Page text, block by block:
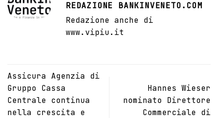
REDAZIONE BANKINVENETO.COM
Redazione anche di
www.vipiu.it
Assicura Agenzia di
Gruppo Cassa
Centrale continua
nella crescita e
Hannes Wieser
nominato Direttore
Commerciale di